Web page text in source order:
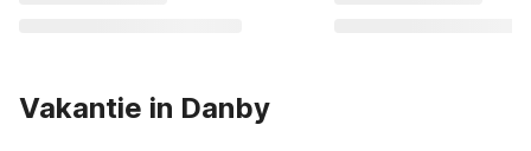
Vakantie in Danby